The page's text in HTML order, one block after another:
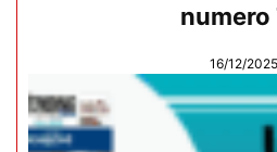
numero
16/12/2025